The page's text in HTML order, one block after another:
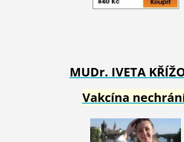
MUDr. IVETA
Vakcína